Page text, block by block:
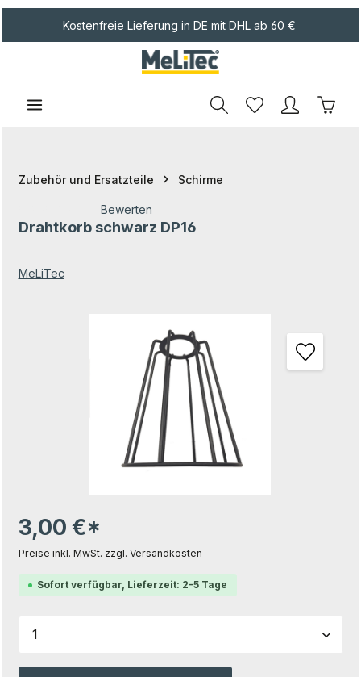
Kostenfreie Lieferung in DE mit DHL ab 60 €
Zubehör und Ersatzteile Schirme
Durchschnittliche Bewertung von 0 von 5 Sternen
Bewerten
Drahtkorb schwarz DP16
MeLiTec
3,00 €*
Preise inkl. MwSt. zzgl. Versandkosten
Sofort verfügbar, Lieferzeit: 2-5 Tage
Produkt Anzahl: Gib den gewünschten Wert ein